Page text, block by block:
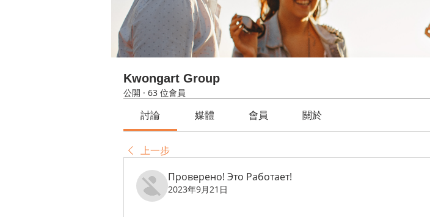
Kwongart Group
公開 · 63 位會員
討論 媒體 會員 關於
上一步
Проверено! Это Работает!
2023年9月21日